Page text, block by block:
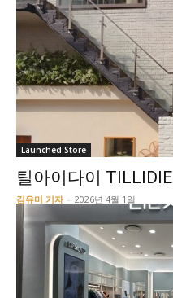
Launched Store
틸아이다이 TILLIDIE
김유미 기자 - 2026년 4월 1일